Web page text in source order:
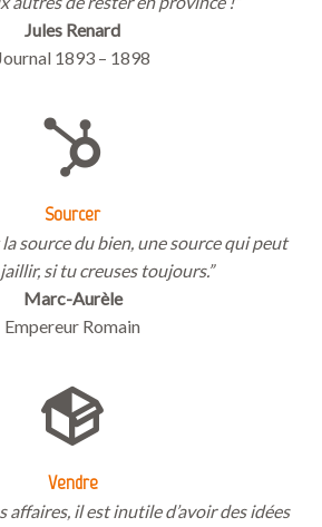
Jules Renard
1893 – 1898
Sourcer
source du bien, une source qui peut
si tu creuses toujours.”
Marc-Aurèle
Empereur Romain
Vendre
affaires, il est inutile d’avoir des idées